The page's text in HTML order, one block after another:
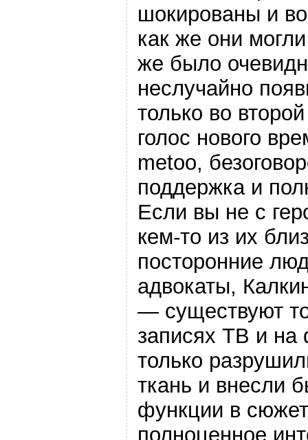
шокированы и
как же они
же было
неслучайно
только во
голос нового
metoo,
поддержка и
Если вы не с
кем-то из их
посторонние
адвокаты,
— существуют
записях ТВ и
только
ткань и внесли
функции в
полноценное